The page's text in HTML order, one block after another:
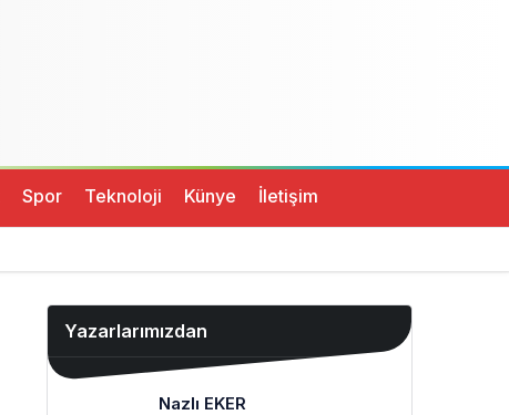
Spor Teknoloji Künye İletişim
Yazarlarımızdan
Nazlı EKER